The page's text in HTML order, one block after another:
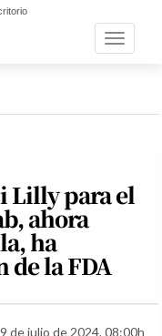
Toggle
Lilly para el
ahora
ha
la FDA
de julio de 2024, 08:00h